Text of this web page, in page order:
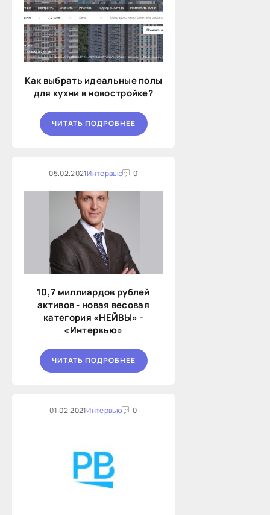
Как выбрать идеальные полы
для кухни в новостройке?
ЧИТАТЬ ПОДРОБНЕЕ
05.02.2021Интервью 0
10,7 миллиардов рублей
активов - новая весовая
категория «НЕЙВЫ» -
«Интервью»
ЧИТАТЬ ПОДРОБНЕЕ
01.02.2021Интервью 0